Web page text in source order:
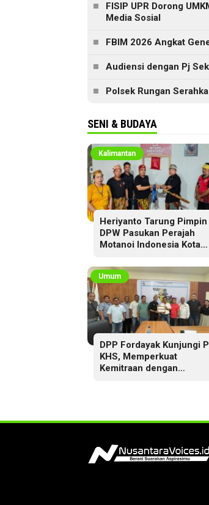
FISIP UPR Dorong
Media Sosial
FBIM 2026 Angkat
Audiensi dengan Pj
Polsek Rungan
SENI & BUDAYA
Kalimantan
Heriyanto Tarung Pimpin
DPW Pasukan Perajah
Motanoi Indonesia Kota
Dikukuhkan Lewat Ritual
Umum
DPP Fordayak Kunjungi
KHS, Memperkuat
Kemitraan dengan